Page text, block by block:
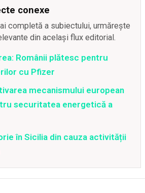
conexe
completă a subiectului, urmărește
din același flux editorial.
Românii plătesc pentru
cu Pfizer
mecanismului european
securitatea energetică a
în Sicilia din cauza activității